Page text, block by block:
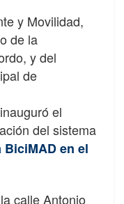
y Movilidad,
de la
y del
de
el
del sistema
en el
calle Antonio